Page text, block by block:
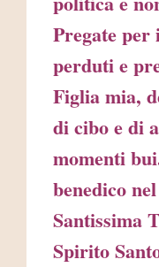
Pregate per
perduti e
Figlia mia,
di cibo e di
momenti
benedico
Santissima
Spirito